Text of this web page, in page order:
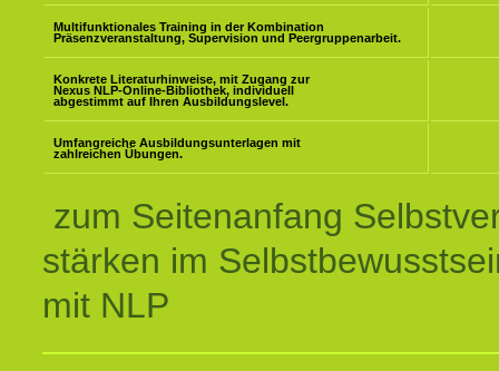
Multifunktionales Training in der Kombination
Präsenzveranstaltung, Supervision und Peergruppenarbeit.
Konkrete Literaturhinweise, mit Zugang zur
Nexus NLP-Online-Bibliothek, individuell
abgestimmt auf Ihren Ausbildungslevel.
Umfangreiche Ausbildungsunterlagen mit
zahlreichen Übungen.
zum Seitenanfang
stärken im
mit NLP